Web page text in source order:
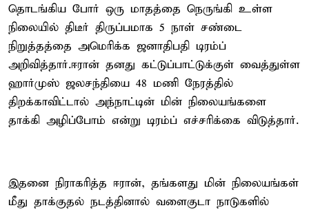
தொடங்கிய போர் ஒரு மாதத்தை நெருங்கி உள்ள
நிலையில் திடீர் திருப்பமாக 5 நாள் சண்டை
நிறுத்தத்தை அமெரிக்க ஜனாதிபதி டிரம்ப்
அறிவித்தார்.ஈரான் தனது கட்டுப்பாட்டுக்குள் வைத்துள்ள
ஹார்முஸ் ஜலசந்தியை 48 மணி நேரத்தில்
திறக்காவிட்டால் அந்நாட்டின் மின் நிலையங்களை
தாக்கி அழிப்போம் என்று டிரம்ப் எச்சரிக்கை விடுத்தார்.
இதனை நிராகரித்த ஈரான், தங்களது மின் நிலையங்கள்
மீது தாக்குதல் நடத்தினால் வளைகுடா நாடுகளில்